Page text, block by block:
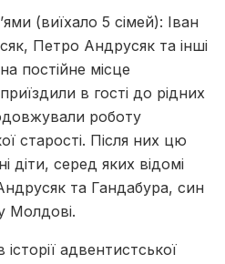
(виїхало 5 сімей): Іван
Петро Андрусяк та інші
постійне місце
в гості до рідних
роботу
старості. Після них цю
діти, серед яких відомі
та Гандабура, син
Молдові.
адвентистської